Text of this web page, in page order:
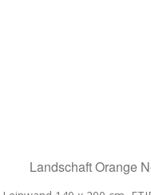
Landschaft Orange